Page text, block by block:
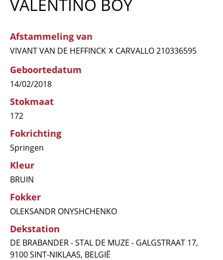
VALENTINO BOY
Afstammeling van
VIVANT VAN DE HEFFINCK x CARVALLO 210336595
Geboortedatum
14/02/2018
Stokmaat
172
Fokrichting
Springen
Kleur
BRUIN
Fokker
OLEKSANDR ONYSHCHENKO
Dekstation
DE BRABANDER - STAL DE MUZE - GALGSTRAAT 17,
9100 SINT-NIKLAAS, BELGIË